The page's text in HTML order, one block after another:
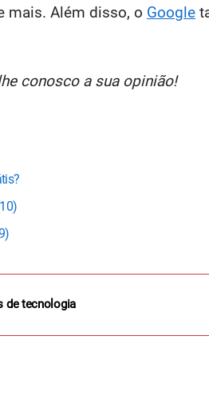
mais. Além disso, o Google
conosco a sua opinião!
de tecnologia